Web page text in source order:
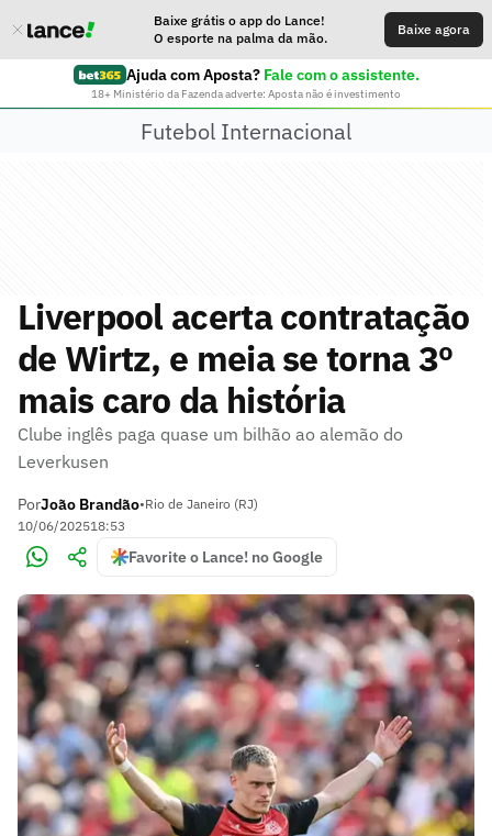
Baixe grátis o app do Lance!
O esporte na palma da mão.
Baixe agora
Ajuda com Aposta? Fale com o assistente.
18+ Ministério da Fazenda adverte: Aposta não é investimento
Futebol Internacional
Liverpool acerta contratação
de Wirtz, e meia se torna 3º
mais caro da história
Clube inglês paga quase um bilhão ao alemão do
Leverkusen
PorJoão Brandão•Rio de Janeiro (RJ)
10/06/202518:53
Favorite o Lance! no Google